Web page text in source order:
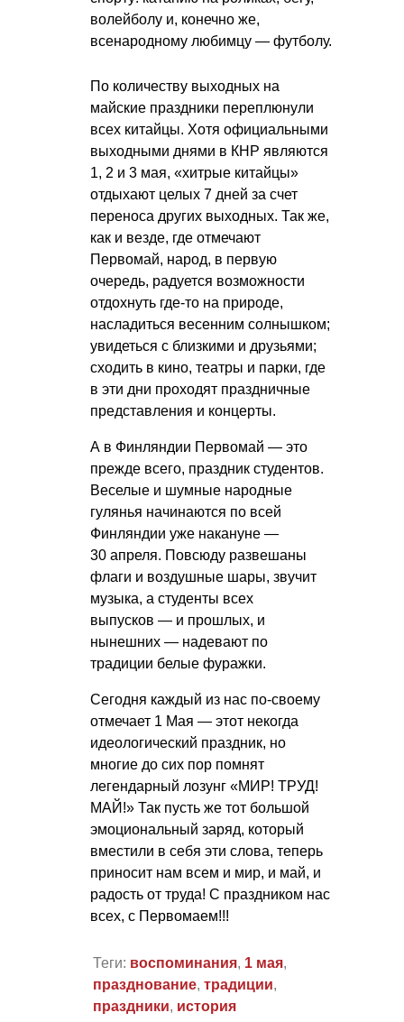
волейболу и, конечно же,
всенародному любимцу — футболу.
По количеству выходных на
майские праздники переплюнули
всех китайцы. Хотя официальными
выходными днями в КНР являются
1, 2 и 3 мая, «хитрые китайцы»
отдыхают целых 7 дней за счет
переноса других выходных. Так же,
как и везде, где отмечают
Первомай, народ, в первую
очередь, радуется возможности
отдохнуть где-то на природе,
насладиться весенним солнышком;
увидеться с близкими и друзьями;
сходить в кино, театры и парки, где
в эти дни проходят праздничные
представления и концерты.
А в Финляндии Первомай — это
прежде всего, праздник студентов.
Веселые и шумные народные
гулянья начинаются по всей
Финляндии уже накануне —
30 апреля. Повсюду развешаны
флаги и воздушные шары, звучит
музыка, а студенты всех
выпусков — и прошлых, и
нынешних — надевают по
традиции белые фуражки.
Сегодня каждый из нас по-своему
отмечает 1 Мая — этот некогда
идеологический праздник, но
многие до сих пор помнят
легендарный лозунг «МИР! ТРУД!
МАЙ!» Так пусть же тот большой
эмоциональный заряд, который
вместили в себя эти слова, теперь
приносит нам всем и мир, и май, и
радость от труда! С праздником нас
всех, с Первомаем!!!
Теги: воспоминания, 1 мая,
празднование, традиции,
праздники, история